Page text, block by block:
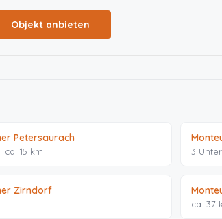
Objekt anbieten
Petersaurach
ca. 15 km 3
Zirndorf
ca. 37